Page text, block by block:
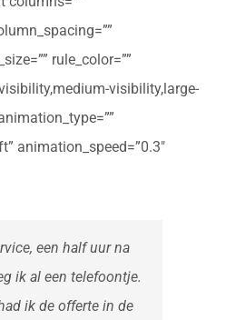
rule_color=””
visibility,large-
animation_speed=”0.3″
een half uur na
ik al een telefoontje.
ik de offerte in de